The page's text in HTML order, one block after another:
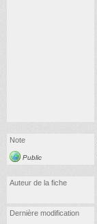
Note
Public
Auteur de la fiche
Dernière modification